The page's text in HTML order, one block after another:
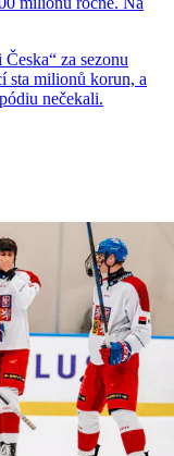
za sezonu
sta milionů korun, a
nečekali.